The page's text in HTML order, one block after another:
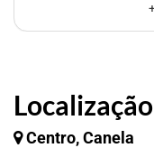
Centro, Canela